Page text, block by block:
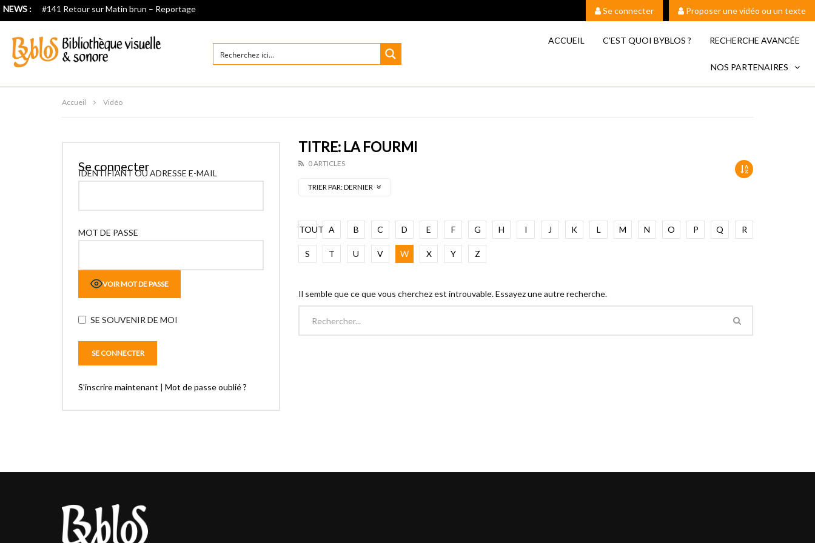
NEWS : #141 Retour sur Matin brun – Reportage Se connecter Proposer une vidéo ou un texte
ACCUEIL C’EST QUOI BYBLOS ? RECHERCHE AVANCÉE
NOS PARTENAIRES
Accueil Vidéo
TITRE: LA FOURMI
0 ARTICLES
TRIER PAR:DERNIER
TOUT A B C D E F G H I J K L M N O P Q R
S T U V W X Y Z
Il semble que ce que vous cherchez est introuvable. Essayez une autre recherche.
Se connecter
IDENTIFIANT OU ADRESSE E-MAIL
MOT DE PASSE
VOIR MOT DE PASSE
SE SOUVENIR DE MOI
S’inscrire maintenant | Mot de passe oublié ?